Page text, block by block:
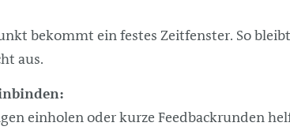
bekommt ein festes Zeitfenster. So
aus.
einholen oder kurze Feedbackrunden